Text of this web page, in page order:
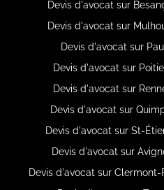
Devis d'avocat sur
Devis d'avocat sur
Devis d'avocat sur
Devis d'avocat sur
Devis d'avocat sur
Devis d'avocat sur
Devis d'avocat sur St-
Devis d'avocat sur
Devis d'avocat sur